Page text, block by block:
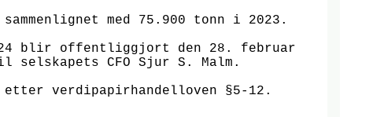
med 75.900 tonn i 2023.
blir offentliggjort den 28. februar
selskapets CFO Sjur S. Malm.
verdipapirhandelloven §5-12.